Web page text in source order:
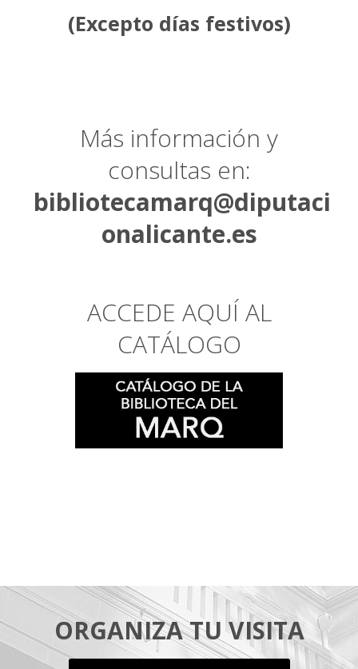
(Excepto días festivos)
Más información y
consultas en:
bibliotecamarq@diputaci
onalicante.es
ACCEDE AQUÍ AL
CATÁLOGO
ORGANIZA TU VISITA